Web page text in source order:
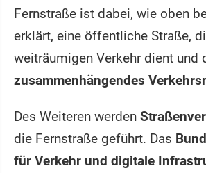
Fernstraße ist dabei, wie oben
erklärt, eine öffentliche Straße,
weiträumigen Verkehr dient und
zusammenhängendes
Des Weiteren werden
die Fernstraße geführt. Das
für Verkehr und digitale